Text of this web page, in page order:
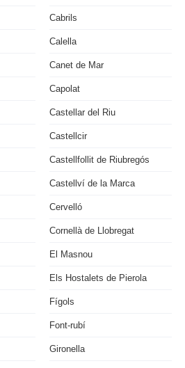
Cabrils
Calella
Canet de Mar
Capolat
Castellar del Riu
Castellcir
Castellfollit de Riubregós
Castellví de la Marca
Cervelló
Cornellà de Llobregat
El Masnou
Els Hostalets de Pierola
Fígols
Font-rubí
Gironella